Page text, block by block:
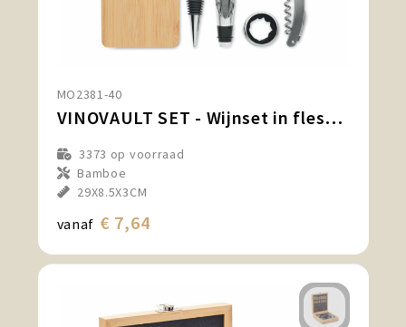
MO2381-40
VINOVAULT SET - Wijnset in flesvorm
3373 op voorraad
Bamboe
29X8.5X3CM
vanaf € 7,64